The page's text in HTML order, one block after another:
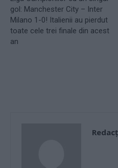
gol: Manchester City – Inter
Milano 1-0! Italienii au pierdut
toate cele trei finale din acest
an